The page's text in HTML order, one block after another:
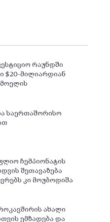
რაუნდში
$20-მილიარდიან
მოელის
საერთაშორისო
ჩემპიონატის
შეთავაზება
კი მოუბოდიშა
ახალი
ემზადება და